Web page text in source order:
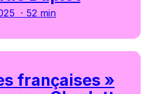
· 52 min
françaises »